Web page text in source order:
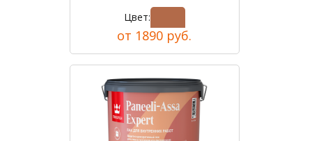
Цвет:
от 1890 руб.